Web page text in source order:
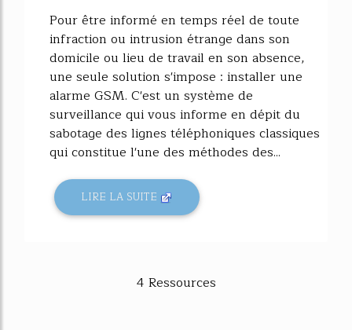
Pour être informé en temps réel de toute
infraction ou intrusion étrange dans son
domicile ou lieu de travail en son absence,
une seule solution s'impose : installer une
alarme GSM. C'est un système de
surveillance qui vous informe en dépit du
sabotage des lignes téléphoniques classiques
qui constitue l'une des méthodes des...
LIRE LA SUITE
4 Ressources